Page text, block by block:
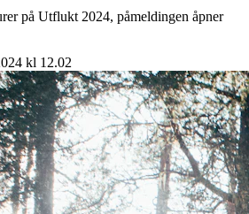
på Utflukt 2024, påmeldingen åpner
kl 12.02